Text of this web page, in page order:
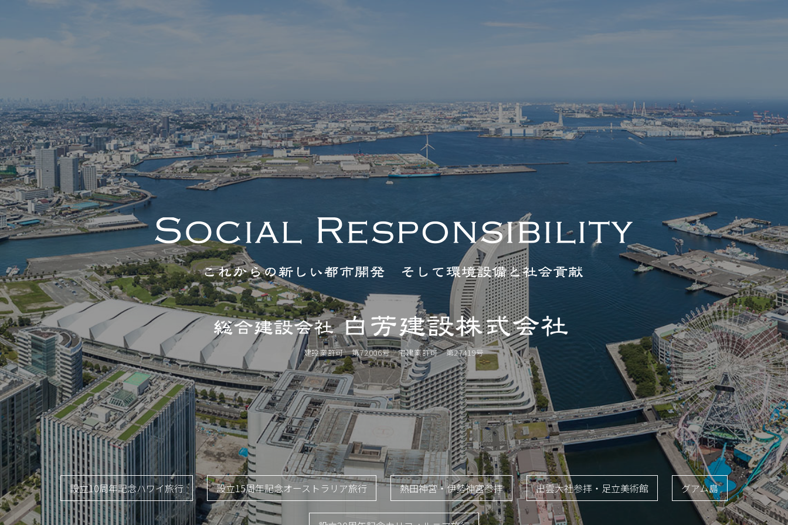
建設業許可 第72006号 宅建業許可 第27419号
設立10周年記念ハワイ旅行 設立15周年記念オーストラリア旅行 熱田神宮・伊勢神宮参拝 出雲大社参拝・足立美術館 グアム島